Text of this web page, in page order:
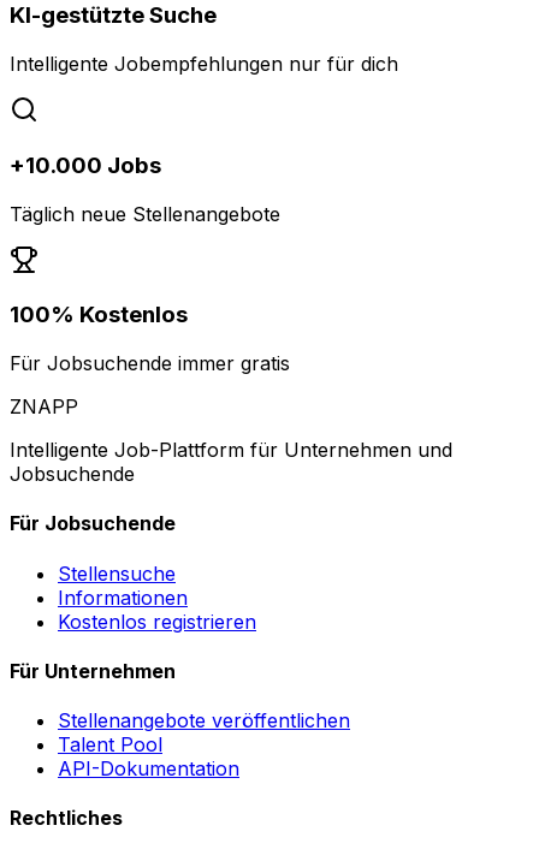
KI-gestützte Suche
Intelligente Jobempfehlungen nur für dich
+10.000 Jobs
Täglich neue Stellenangebote
100% Kostenlos
Für Jobsuchende immer gratis
ZNAPP
Intelligente Job-Plattform für Unternehmen und
Jobsuchende
Für Jobsuchende
Stellensuche
Informationen
Kostenlos registrieren
Für Unternehmen
Stellenangebote veröffentlichen
Talent Pool
API-Dokumentation
Rechtliches